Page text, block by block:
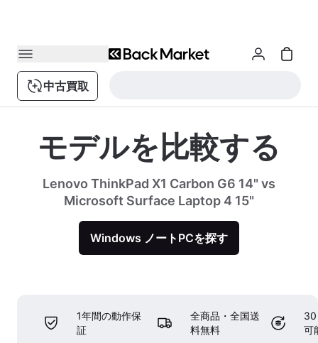
中古買取
モデルを比較する
Lenovo ThinkPad X1 Carbon G6 14" vs
Microsoft Surface Laptop 4 15"
Windows ノートPCを探す
1年間の動作保
証
全商品・全国送
料無料
30
可